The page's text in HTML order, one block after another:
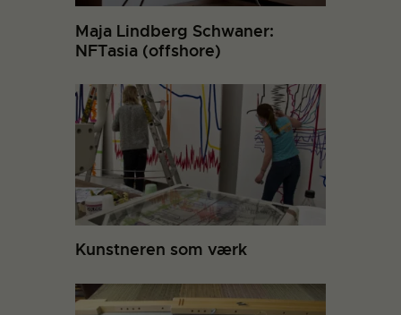
Maja Lindberg Schwaner:
NFTasia (offshore)
Kunstneren som værk